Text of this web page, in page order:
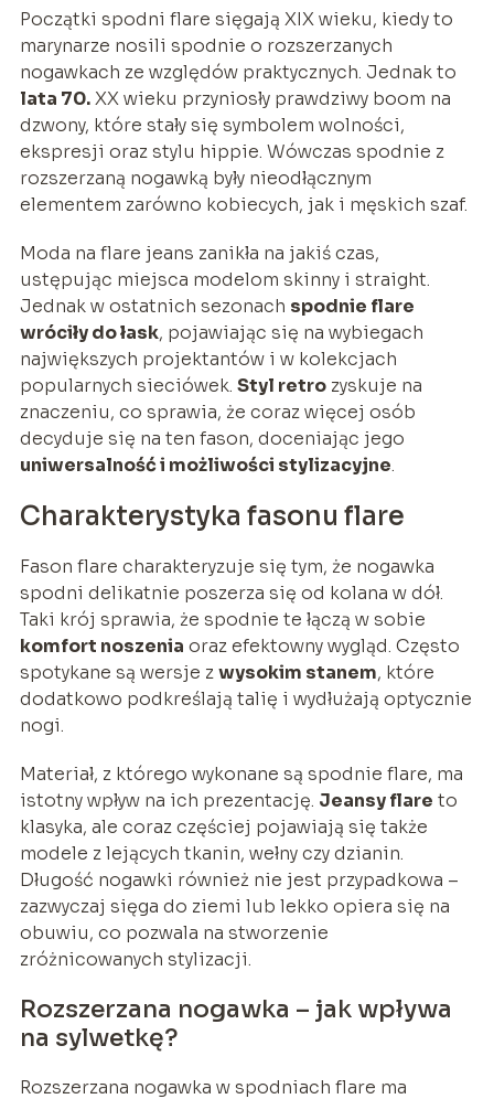
Początki spodni flare sięgają XIX wieku, kiedy to
marynarze nosili spodnie o rozszerzanych
nogawkach ze względów praktycznych. Jednak to
lata 70.XX wieku przyniosły prawdziwy boom na
dzwony, które stały się symbolem wolności,
ekspresji oraz stylu hippie. Wówczas spodnie z
rozszerzaną nogawką były nieodłącznym
elementem zarówno kobiecych, jak i męskich szaf.
Moda na flare jeans zanikła na jakiś czas,
ustępując miejsca modelom skinny i straight.
Jednak w ostatnich sezonach spodnie flare
wróciły do łask, pojawiając się na wybiegach
największych projektantów i w kolekcjach
popularnych sieciówek. Styl retrozyskuje na
znaczeniu, co sprawia, że coraz więcej osób
decyduje się na ten fason, doceniając jego
uniwersalność i możliwości stylizacyjne.
Charakterystyka fasonu flare
Fason flare charakteryzuje się tym, że nogawka
spodni delikatnie poszerza się od kolana w dół.
Taki krój sprawia, że spodnie te łączą w sobie
komfort noszenia oraz efektowny wygląd. Często
spotykane są wersje zwysokim stanem, które
dodatkowo podkreślają talię i wydłużają optycznie
nogi.
Materiał, z którego wykonane są spodnie flare, ma
istotny wpływ na ich prezentację. Jeansy flare to
klasyka, ale coraz częściej pojawiają się także
modele z lejących tkanin, wełny czy dzianin.
Długość nogawki również nie jest przypadkowa –
zazwyczaj sięga do ziemi lub lekko opiera się na
obuwiu, co pozwala na stworzenie
zróżnicowanych stylizacji.
Rozszerzana nogawka – jak wpływa
na sylwetkę?
Rozszerzana nogawka w spodniach flare ma